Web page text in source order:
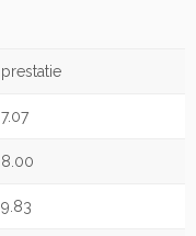
prestatie
7.07
8.00
9.83